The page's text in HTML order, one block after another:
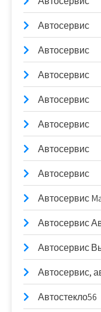
Автосервис
Автосервис
Автосервис
Автосервис
Автосервис
Автосервис
Автосервис
Автосервис
Автосервис
Автосервис
Автосервис,
Автостекло56